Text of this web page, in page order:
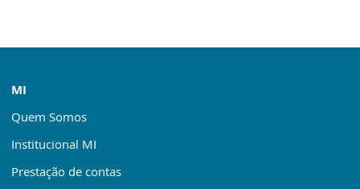
MI
Quem Somos
Institucional MI
Prestação de contas